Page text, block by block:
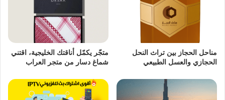
مناحل الحجاز بين تراث النحل
الحجازي والعسل الطبيعي
متجّر يكمّل أناقتك الخليجية، اقتني
شماغ دسار من متجر العراب